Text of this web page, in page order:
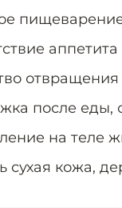
после еды,
на теле
сухая кожа,